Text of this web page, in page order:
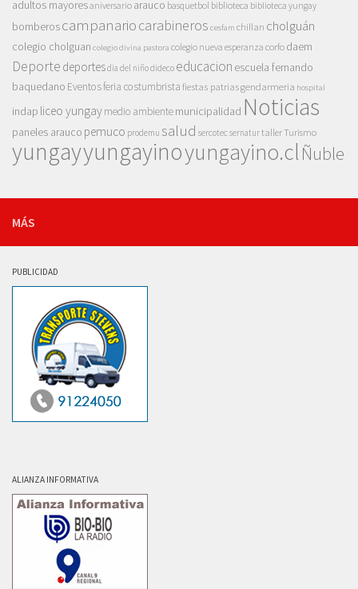
adultos mayoresaniversario arauco basquetbol biblioteca biblioteca yungay
bomberoscampanariocarabineros cesfam chillan cholguán
colegio cholguan colegio divina pastora colegio nueva esperanza corfo daem
Deporte deportesdia del niñodideco educacion escuela fernando
baquedano Eventosferia costumbrista fiestas patriasgendarmeria hospital
indap liceo yungaymedio ambientemunicipalidad Noticias
paneles arauco pemuco prodemu salud sercotec sernaturtaller Turismo
yungayyungayinoyungayino.clÑuble
MÁS
PUBLICIDAD
ALIANZA INFORMATIVA